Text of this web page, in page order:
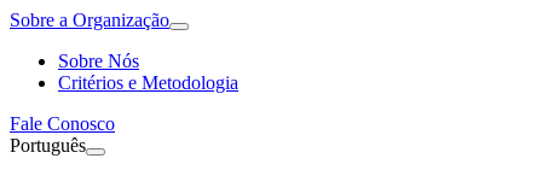
Sobre a Organização
Sobre Nós
Critérios e Metodologia
Fale Conosco
Português